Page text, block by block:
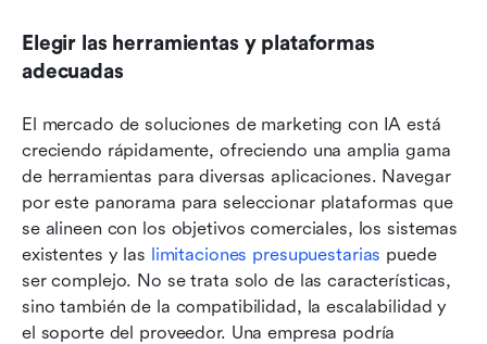
Elegir las herramientas y plataformas
adecuadas
El mercado de soluciones de marketing con IA está
creciendo rápidamente, ofreciendo una amplia gama
de herramientas para diversas aplicaciones. Navegar
por este panorama para seleccionar plataformas que
se alineen con los objetivos comerciales, los sistemas
existentes y las limitaciones presupuestarias puede
ser complejo. No se trata solo de las características,
sino también de la compatibilidad, la escalabilidad y
el soporte del proveedor. Una empresa podría